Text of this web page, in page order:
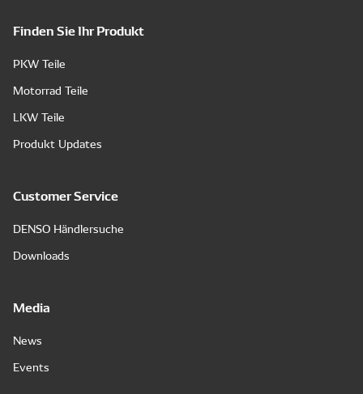
Finden Sie Ihr Produkt
PKW Teile
Motorrad Teile
LKW Teile
Produkt Updates
Customer Service
DENSO Händlersuche
Downloads
Media
News
Events